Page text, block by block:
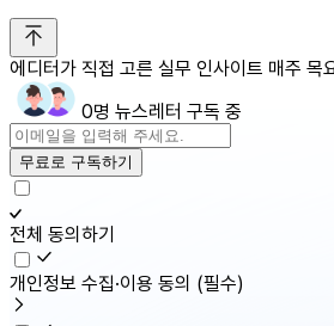
에디터가 직접 고른 실무 인사이트 매주 목
0명 뉴스레터 구독 중
무료로 구독하기
전체 동의하기
개인정보 수집·이용 동의 (필수)